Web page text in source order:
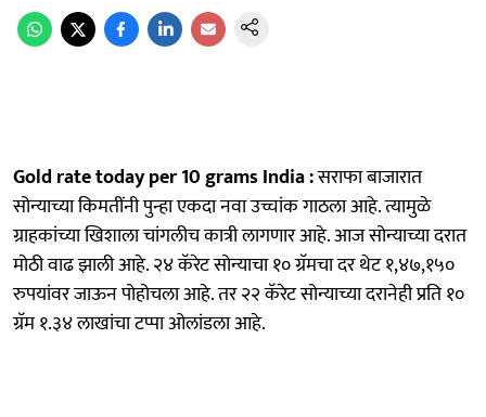
Gold rate today per 10 grams India :सराफा बाजारात
सोन्याच्या किमतींनी पुन्हा एकदा नवा उच्चांक गाठला आहे. त्यामुळे
ग्राहकांच्या खिशाला चांगलीच कात्री लागणार आहे. आज सोन्याच्या दरात
मोठी वाढ झाली आहे. २४ कॅरेट सोन्याचा १० ग्रॅमचा दर थेट १,४७,१५०
रुपयांवर जाऊन पोहोचला आहे. तर २२ कॅरेट सोन्याच्या दरानेही प्रति १०
ग्रॅम १.३४ लाखांचा टप्पा ओलांडला आहे.